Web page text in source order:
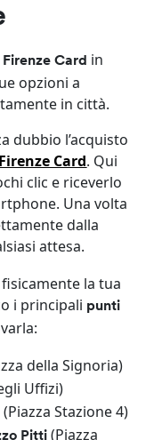
Card in
opzioni a
in città.
dubbio l’acquisto
Card. Qui
clic e riceverlo
Una volta
dalla
attesa.
la tua
i principali punti
della Signoria)
Uffizi)
(Piazza Stazione 4)
Pitti (Piazza